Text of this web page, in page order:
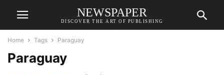
NEWSPAPER
DISCOVER THE ART OF PUBLISHING
Home Tags Paraguay
Paraguay